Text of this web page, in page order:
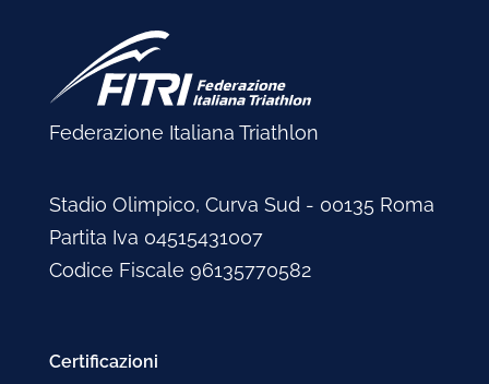
Federazione Italiana Triathlon
Stadio Olimpico, Curva Sud - 00135 Roma
Partita Iva 04515431007
Codice Fiscale 96135770582
Certificazioni